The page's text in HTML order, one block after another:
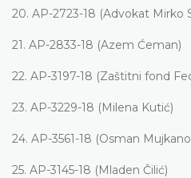
20. AP-2723-18 (Advokat Mirko
21. AP-2833-18 (Azem Ćeman)
22. AP-3197-18 (Zaštitni fond
23. AP-3229-18 (Milena Kutić)
24. AP-3561-18 (Osman
25. AP-3145-18 (Mladen Čilić)